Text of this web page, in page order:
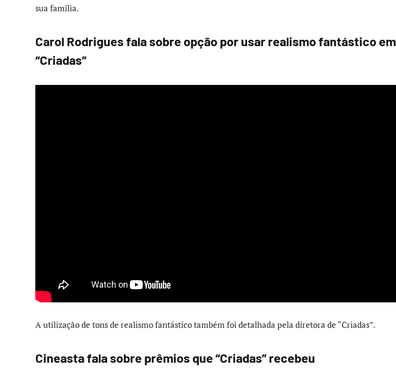
sua família.
Carol Rodrigues fala sobre opção por usar realismo fantástico em
“Criadas”
A utilização de tons de realismo fantástico também foi detalhada pela diretora de “Criadas”.
Cineasta fala sobre prêmios que “Criadas” recebeu